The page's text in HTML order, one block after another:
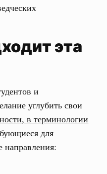
эта
и
углубить свои
в терминологии
для
направления: